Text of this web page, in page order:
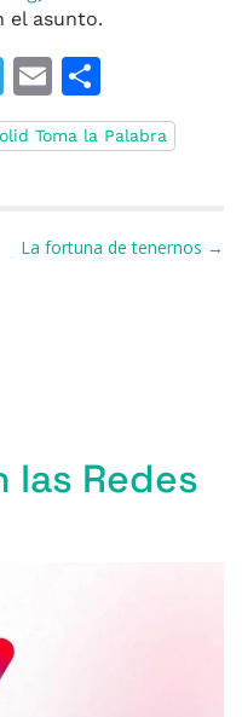
el asunto.
T
el
e
a
m
E
m
ai
o
m
ar
ti
Toma la Palabra
La fortuna de tenernos →
las Redes